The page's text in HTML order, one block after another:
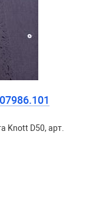
Knott D50, арт.